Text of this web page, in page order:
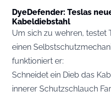
DyeDefender: Teslas
Kabeldiebstahl
Um sich zu wehren, testet
einen
funktioniert er:
Schneidet ein Dieb das
innerer Schutzschlauch